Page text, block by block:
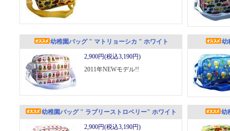
幼稚園バッグ " マトリョーシカ " ホワイト
2,900円(税込3,190円)
2011年NEWモデル!!
幼
幼稚園バッグ " ラブリーストロベリー" ホワイト
2,900円(税込3,190円)
幼